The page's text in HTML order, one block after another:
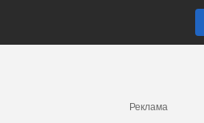
Реклама